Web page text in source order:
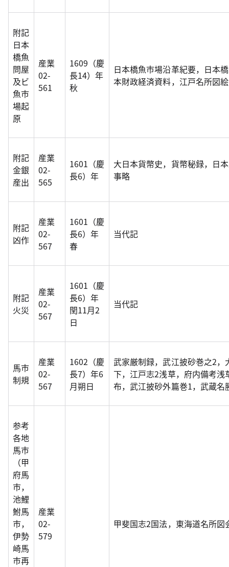
附記
日本
橋魚
問屋
及ビ
魚市
場起
原
産業
02-
561
1609（慶
長14）年
秋
日本橋魚市場沿革紀要，日本
本財政経済資料，江戸名所図
附記
金銀
産出
産業
02-
565
1601（慶
長6）年
大日本貨幣史，貨幣秘録，日
事略
附記
凶作
産業
02-
567
1601（慶
長6）年
春
当代記
附記
火災
産業
02-
567
1601（慶
長6）年
閏11月2
日
当代記
馬市
制規
産業
02-
567
1602（慶
長7）年6
月朔日
武家厳制録，武江披砂巻之2
下，江戸志2浅草，府内備考
布，武江披砂外篇巻1，武蔵
参考
各地
馬市
（甲
府馬
市，
池鯉
鮒馬
市，
伊勢
崎馬
市再
産業
02-
579
甲斐国志2国法，東海道名所